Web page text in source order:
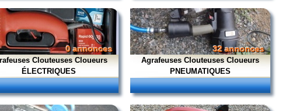
0 annonces
Clouteuses Cloueurs
ÉLECTRIQUES
32 annonces
Agrafeuses Clouteuses Cloueurs
PNEUMATIQUES